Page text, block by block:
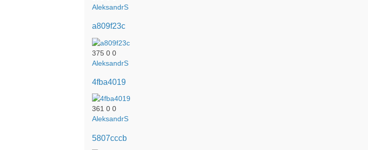
AleksandrS
a809f23c
375 0 0
AleksandrS
4fba4019
361 0 0
AleksandrS
5807cccb